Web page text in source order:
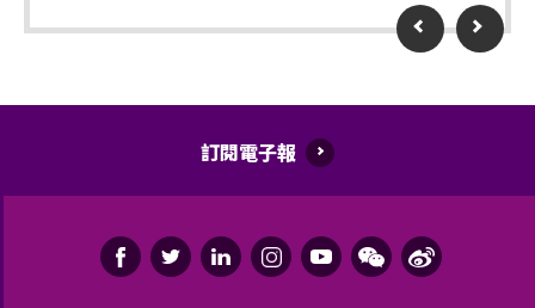
持票人士使用門票時將被視為同意遵守及接受亞洲國
則。各項條款及細則將不時修改而不作另行通知。
亞洲國際博覽館管理有限公司作為場地提供者不能保
如有任何爭議，亞洲國際博覽館管理有限公司及主辦
機構保留最終決定權。
訂閱電子報